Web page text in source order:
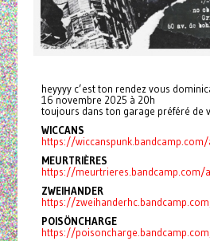
heyyyy c’est ton rendez vous
16 novembre 2025 à 20h
toujours dans ton garage préféré de
WICCANS
https://
MEURTRIÈRES
https://meurtrieres.bandcamp.com/
ZWEIHANDER
https://
POISÖNCHARGE
https://